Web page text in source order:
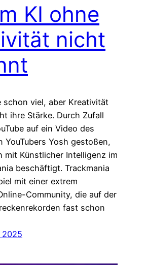
KI ohne
nicht
schon viel, aber Kreativität
ihre Stärke. Durch Zufall
auf ein Video des
YouTubers Yosh gestoßen,
mit Künstlicher Intelligenz im
beschäftigt. Trackmania
mit einer extrem
Community, die auf der
fast schon
2025